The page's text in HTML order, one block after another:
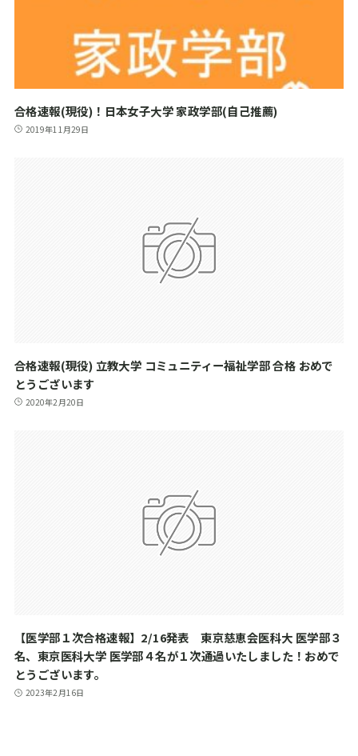
合格速報(現役)！日本女子大学 家政学部(自己推薦)
2019年11月29日
合格速報(現役) 立教大学 コミュニティー福祉学部 合格 おめで
とうございます
2020年2月20日
【医学部１次合格速報】2/16発表 東京慈恵会医科大 医学部３
名、東京医科大学 医学部４名が１次通過いたしました！おめで
とうございます。
2023年2月16日